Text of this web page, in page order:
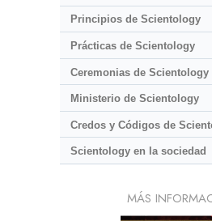
Principios de Scientology
Prácticas de Scientology
Ceremonias de Scientology
Ministerio de Scientology
Credos y Códigos de
Scientology en la sociedad
MÁS